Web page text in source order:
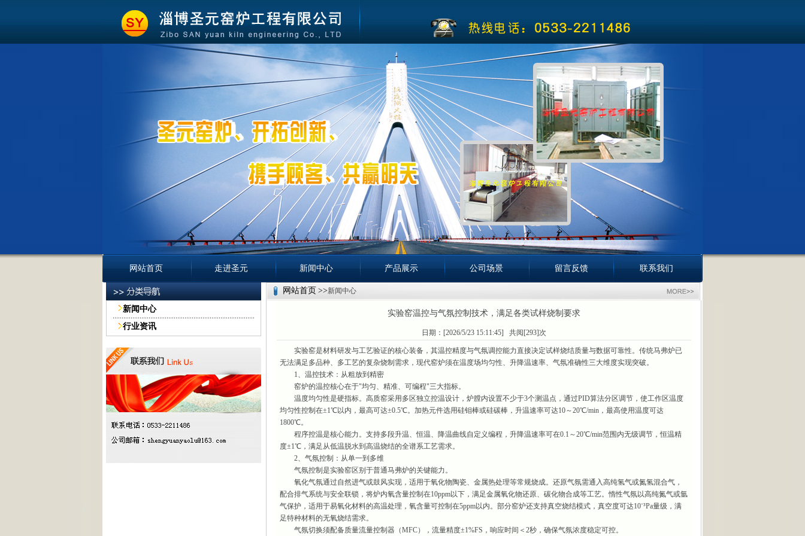
网站首页 走进圣元 新闻中心 产品展示 公司场景 留言反馈 联系我们
新闻中心
行业资讯
网站首页 >>新闻中心
实验窑温控与气氛控制技术，满足各类试样烧制要求
日期：[2026/5/23 15:11:45] 共阅[293]次
实验窑是材料研发与工艺验证的核心装备，其温控精度与气氛调控能力直接决定试样烧结质量与数据可靠性。传统马弗炉已
无法满足多品种、多工艺的复杂烧制需求，现代窑炉须在温度场均匀性、升降温速率、气氛准确性三大维度实现突破。
1、温控技术：从粗放到精密
窑炉的温控核心在于"均匀、精准、可编程"三大指标。
温度均匀性是硬指标。高质窑采用多区独立控温设计，炉膛内设置不少于3个测温点，通过PID算法分区调节，使工作区温度
均匀性控制在±1℃以内，最高可达±0.5℃。加热元件选用硅钼棒或硅碳棒，升温速率可达10～20℃/min，最高使用温度可达
1800℃。
程序控温是核心能力。支持多段升温、恒温、降温曲线自定义编程，升降温速率可在0.1～20℃/min范围内无级调节，恒温精
度±1℃，满足从低温脱水到高温烧结的全谱系工艺需求。
2、气氛控制：从单一到多维
气氛控制是实验窑区别于普通马弗炉的关键能力。
氧化气氛通过自然进气或鼓风实现，适用于氧化物陶瓷、金属热处理等常规烧成。还原气氛需通入高纯氢气或氮氢混合气，
配合排气系统与安全联锁，将炉内氧含量控制在10ppm以下，满足金属氧化物还原、碳化物合成等工艺。惰性气氛以高纯氮气或氩
气保护，适用于易氧化材料的高温处理，氧含量可控制在5ppm以内。部分窑炉还支持真空烧结模式，真空度可达10⁻³Pa量级，满
足特种材料的无氧烧结需求。
气氛切换须配备质量流量控制器（MFC），流量精度±1%FS，响应时间＜2秒，确保气氛浓度稳定可控。